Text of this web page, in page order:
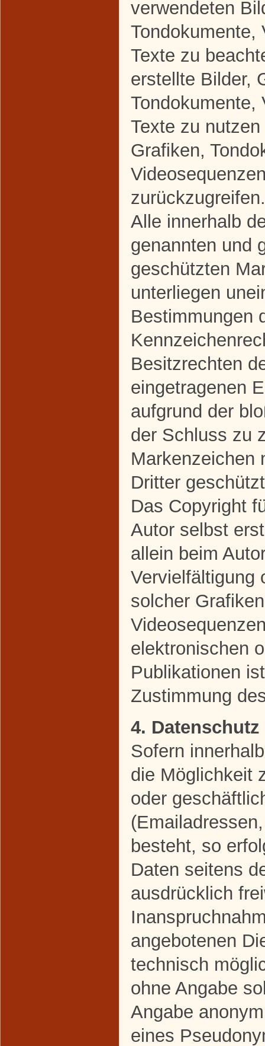
verwendeten
Tondokumente,
Texte zu
erstellte Bilder,
Tondokumente,
Texte zu
Grafiken,
zurückzugreifen.
Alle innerhalb
genannten und
geschützten
unterliegen
Bestimmungen
Besitzrechten
eingetragenen
aufgrund der
der Schluss zu
Markenzeichen
Dritter
Das Copyright
Autor selbst
allein beim
Vervielfältigung
solcher
elektronischen
Publikationen
Zustimmung
4. Datenschutz
Sofern
die Möglichkeit
oder
besteht, so
Daten seitens
ausdrücklich
angebotenen
technisch
ohne Angabe
Angabe
eines